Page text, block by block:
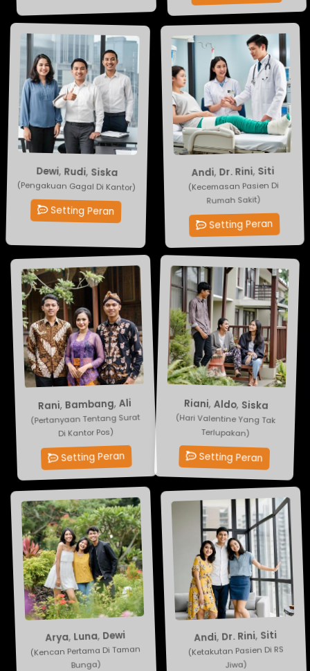
Dewi,Rudi,Siska
(Pengakuan Gagal Di Kantor)
Setting Peran
Andi, Dr. Rini, Siti
(Kecemasan Pasien Di
Rumah Sakit)
Setting Peran
Rani,Bambang,Ali
(Pertanyaan Tentang Surat
Di Kantor Pos)
Setting Peran
Riani ,Aldo ,Siska
(Hari Valentine Yang Tak
Terlupakan)
Setting Peran
Arya, Luna, Dewi
(Kencan Pertama Di Taman
Bunga)
Andi,Dr. Rini,Siti
(Ketakutan Pasien Di RS
Jiwa)